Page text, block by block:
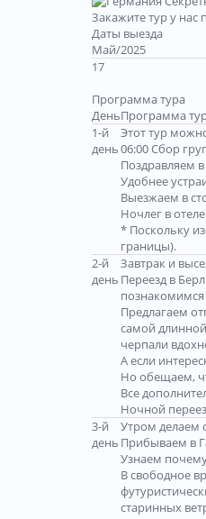
Закажите тур у нас
Даты выезда
Май/2025
17
Программа тура
ДеньПрограмма
1-й
день
Этот тур
06:00 Сбор
Поздравляем
Удобнее
Выезжаем в
Ночлег в
* Поскольку
границы).
2-й
день
Завтрак и
Переезд в
познакомимся
Предлагаем
самой
черпали
А если
Но обещаем,
Все
Ночной
3-й
день
Утром делаем
Прибываем в
Узнаем
В свободное
старинных